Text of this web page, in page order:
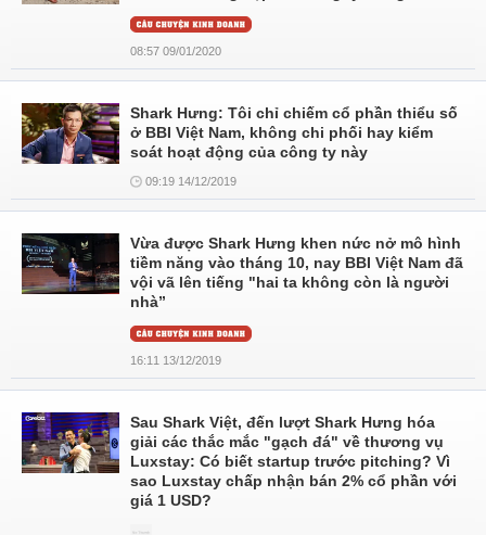
08:57 09/01/2020
Shark Hưng: Tôi chỉ chiếm cổ phần thiểu số
ở BBI Việt Nam, không chi phối hay kiểm
soát hoạt động của công ty này
09:19 14/12/2019
Vừa được Shark Hưng khen nức nở mô hình
tiềm năng vào tháng 10, nay BBI Việt Nam đã
vội vã lên tiếng "hai ta không còn là người
nhà”
16:11 13/12/2019
Sau Shark Việt, đến lượt Shark Hưng hóa
giải các thắc mắc "gạch đá" về thương vụ
Luxstay: Có biết startup trước pitching? Vì
sao Luxstay chấp nhận bán 2% cổ phần với
giá 1 USD?